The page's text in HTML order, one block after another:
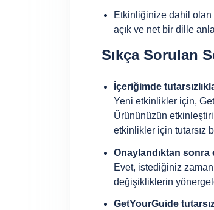
Etkinliğinize dahil olan
açık ve net bir dille
Sıkça Sorulan
İçeriğimde
Yeni etkinlikler için,
Ürününüzün
etkinlikler için tutarsız
Onaylandıktan
Evet, istediğiniz
değişikliklerin
GetYourGuide